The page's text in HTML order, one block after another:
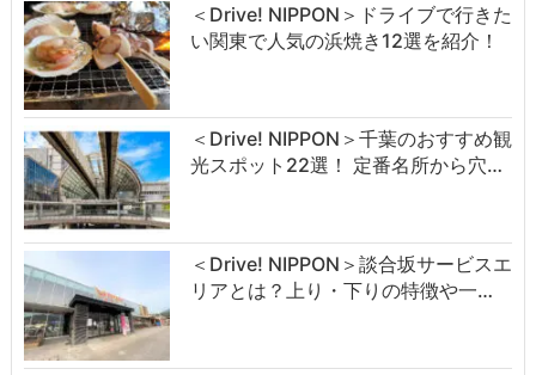
＜Drive! NIPPON＞ドライブで行きた
い関東で人気の浜焼き12選を紹介！
＜Drive! NIPPON＞千葉のおすすめ観
光スポット22選！ 定番名所から穴…
＜Drive! NIPPON＞談合坂サービスエ
リアとは？上り・下りの特徴や一…